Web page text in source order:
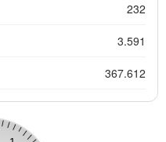
232
3.591
367.612